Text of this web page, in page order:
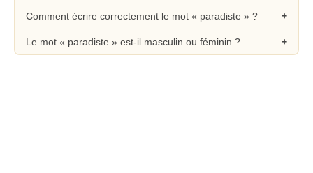
Comment écrire correctement le mot « paradiste » ?
Le mot « paradiste » est-il masculin ou féminin ?